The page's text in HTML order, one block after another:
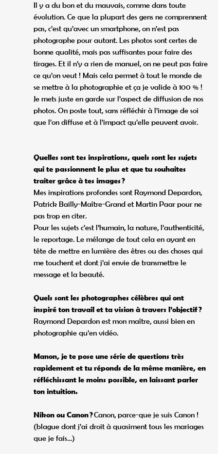
Il y a du bon et du mauvais, comme dans toute
évolution. Ce que la plupart des gens ne comprennent
pas, c’est qu’avec un smartphone, on n’est pas
photographe pour autant. Les photos sont certes de
bonne qualité, mais pas suffisantes pour faire des
tirages. Et il n’y a rien de manuel, on ne peut pas faire
ce qu’on veut ! Mais cela permet à tout le monde de
se mettre à la photographie et ça je valide à 100 % !
Je mets juste en garde sur l’aspect de diffusion de nos
photos. On poste tout, sans réfléchir à l’image de soi
que l’on diffuse et à l’impact qu’elle peuvent avoir.
Quelles sont tes inspirations, quels sont les sujets
qui te passionnent le plus et que tu souhaites
traiter grâce à tes images ?
Mes inspirations profondes sont Raymond Depardon,
Patrick Bailly-Maître-Grand et Martin Paar pour ne
pas trop en citer.
Pour les sujets c’est l’humain, la nature, l’authenticité,
le reportage. Le mélange de tout cela en ayant en
tête de mettre en lumière des êtres ou des choses qui
me touchent et dont j’ai envie de transmettre le
message et la beauté.
Quels sont les photographes célèbres qui ont
inspiré ton travail et ta vision à travers l’objectif ?
Raymond Depardon est mon maître, aussi bien en
photographie qu’en vidéo.
Manon, je te pose une série de questions très
rapidement et tu réponds de la même manière, en
réfléchissant le moins possible, en laissant parler
ton intuition.
Nikon ou Canon ?Canon, parce-que je suis Canon !
(blague dont j’ai droit à quasiment tous les mariages
que je fais…)